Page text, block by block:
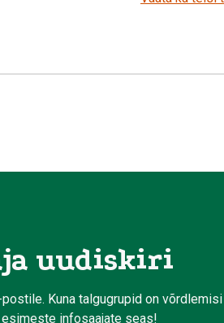
uudiskiri
Kuna talgugrupid on võrdlemisi
infosaajate seas!